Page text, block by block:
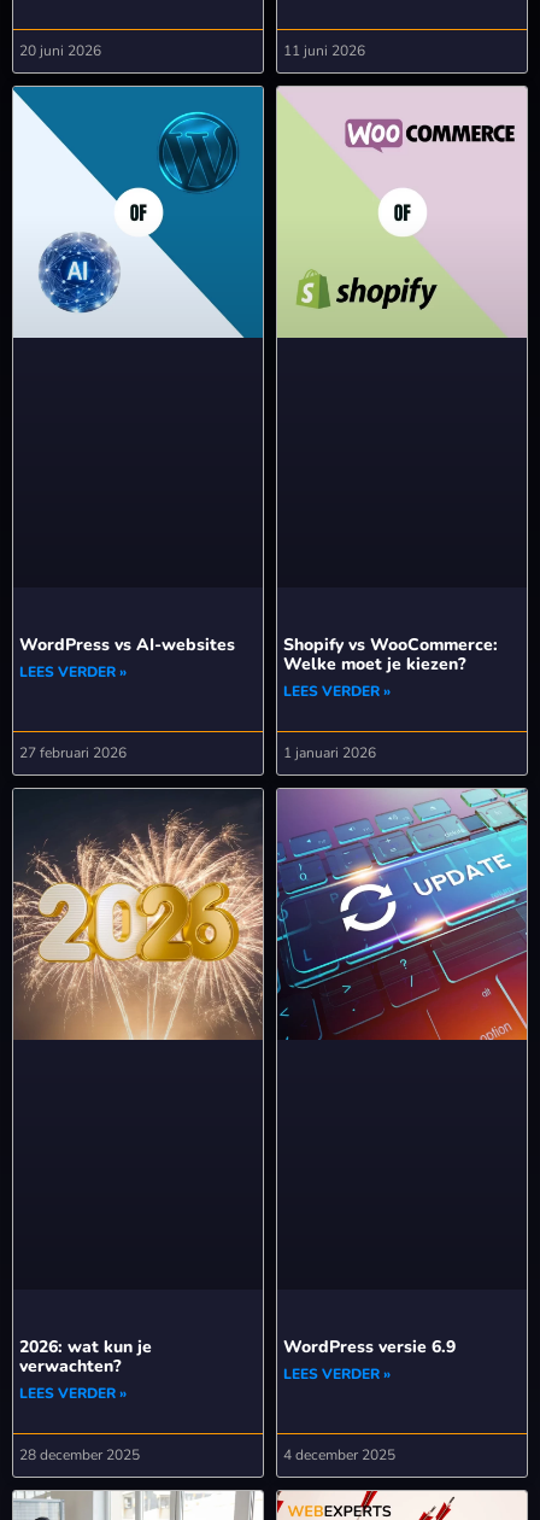
20 juni 2026 11 juni 2026
WordPress vs AI-websites
LEES VERDER »
27 februari 2026
Shopify vs WooCommerce:
Welke moet je kiezen?
LEES VERDER »
1 januari 2026
2026: wat kun je
verwachten?
LEES VERDER »
28 december 2025
WordPress versie 6.9
LEES VERDER »
4 december 2025